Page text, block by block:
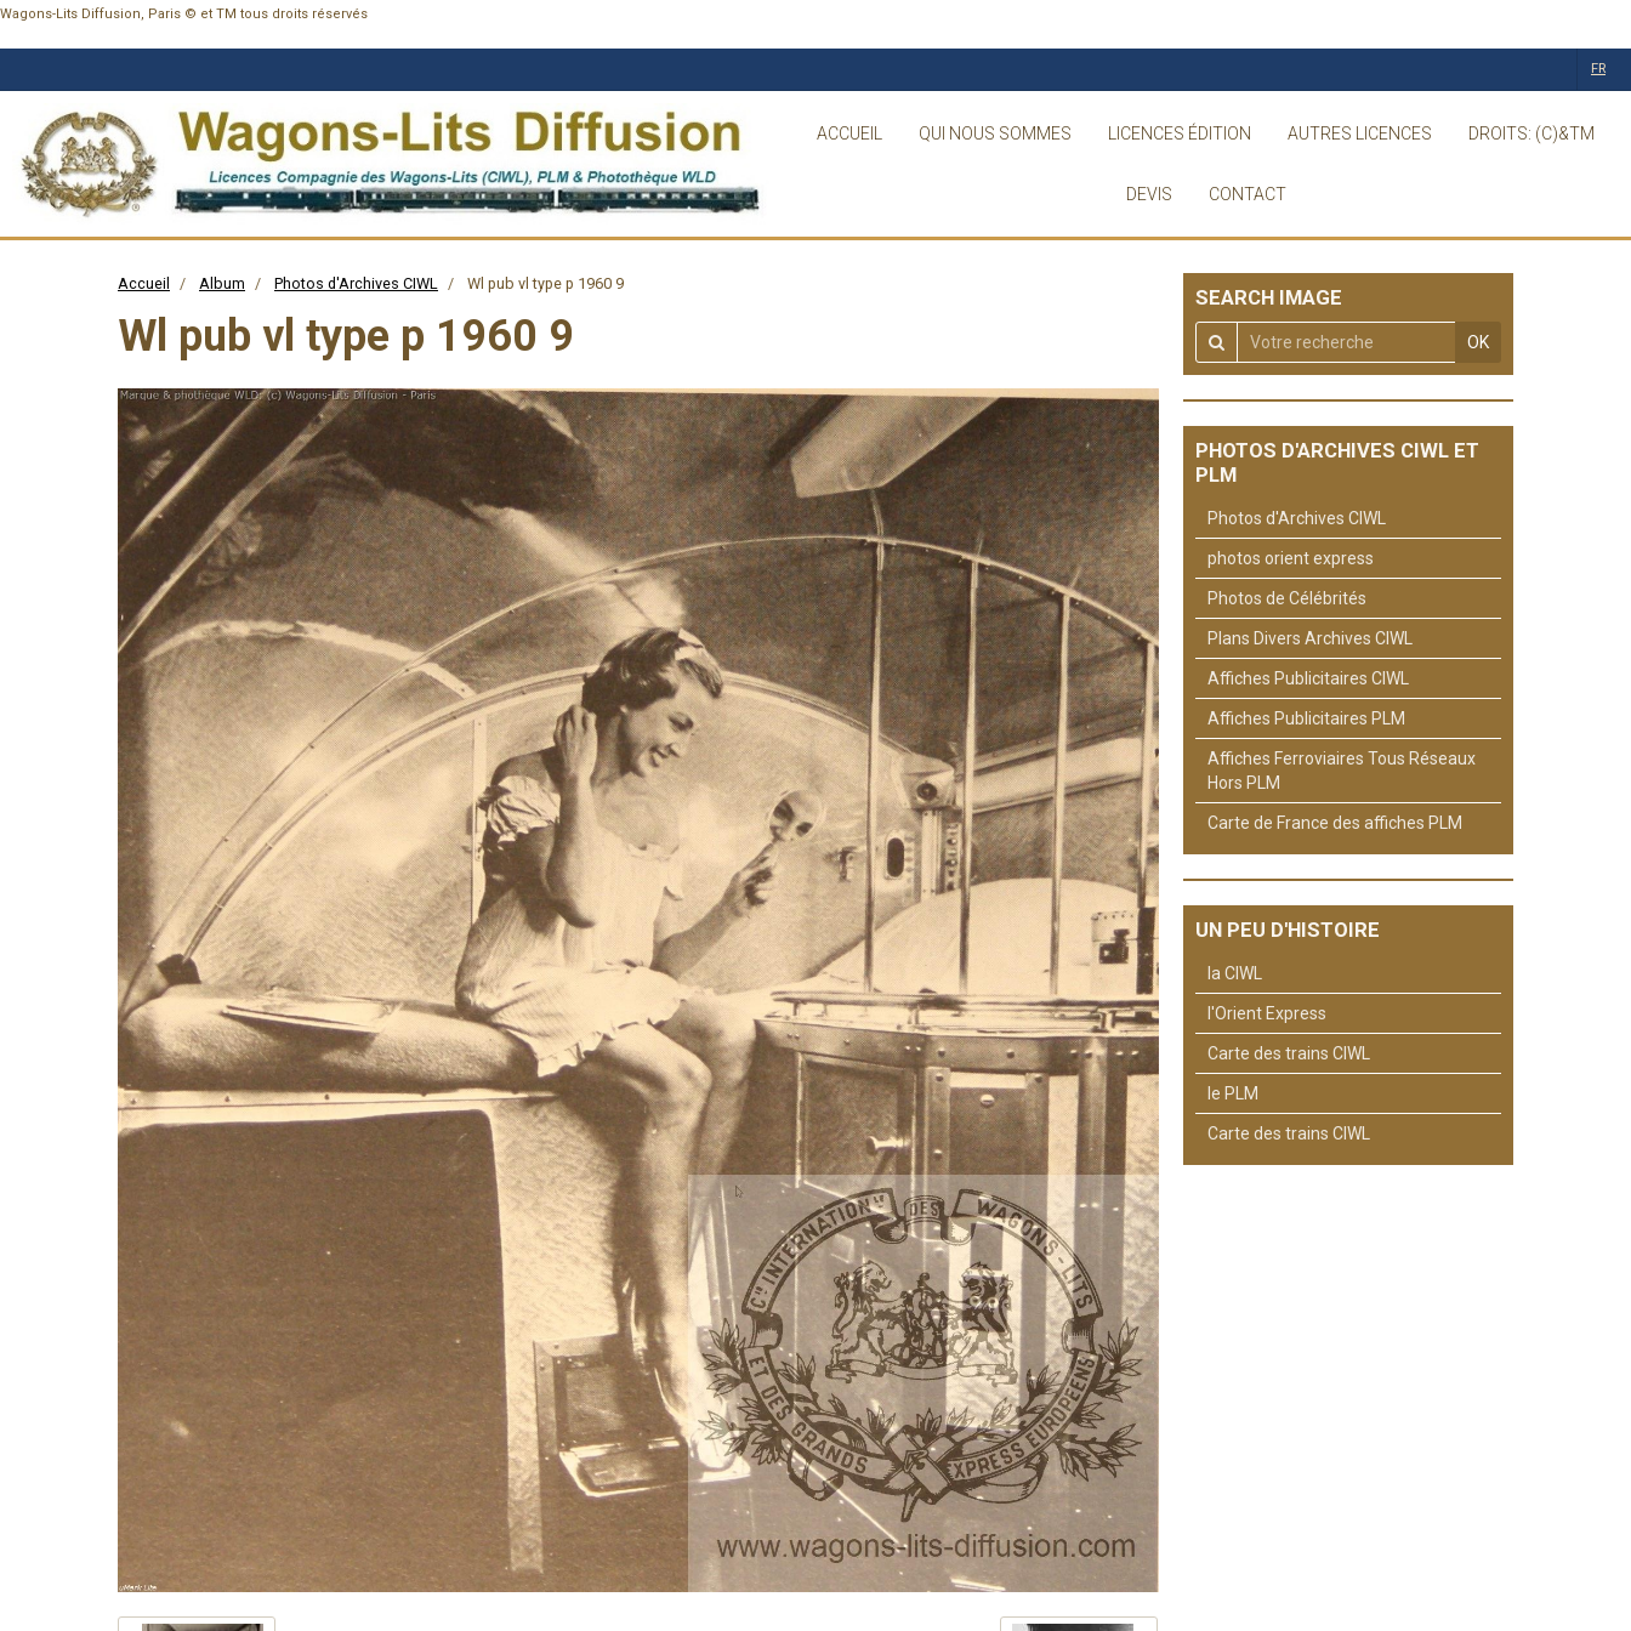
Wagons-Lits Diffusion, Paris © et TM tous droits réservés
ACCUEIL QUI NOUS SOMMES LICENCES ÉDITION AUTRES LICENCES DROITS: (C)&TM
DEVIS CONTACT
FR
Accueil Album Photos d'Archives CIWL Wl pub vl type p 1960 9
Wl pub vl type p 1960 9
SEARCH IMAGE
OK
PHOTOS D'ARCHIVES CIWL ET
PLM
Photos d'Archives CIWL
photos orient express
Photos de Célébrités
Plans Divers Archives CIWL
Affiches Publicitaires CIWL
Affiches Publicitaires PLM
Affiches Ferroviaires Tous Réseaux
Hors PLM
Carte de France des affiches PLM
UN PEU D'HISTOIRE
la CIWL
l'Orient Express
Carte des trains CIWL
le PLM
Carte des trains CIWL